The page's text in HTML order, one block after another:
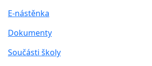
E-nástěnka
Dokumenty
Součásti školy